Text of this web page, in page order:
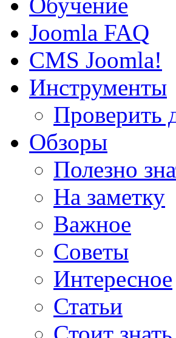
Joomla FAQ
CMS Joomla!
Инструменты
Проверить
Обзоры
Полезно
На заметку
Важное
Советы
Интересное
Статьи